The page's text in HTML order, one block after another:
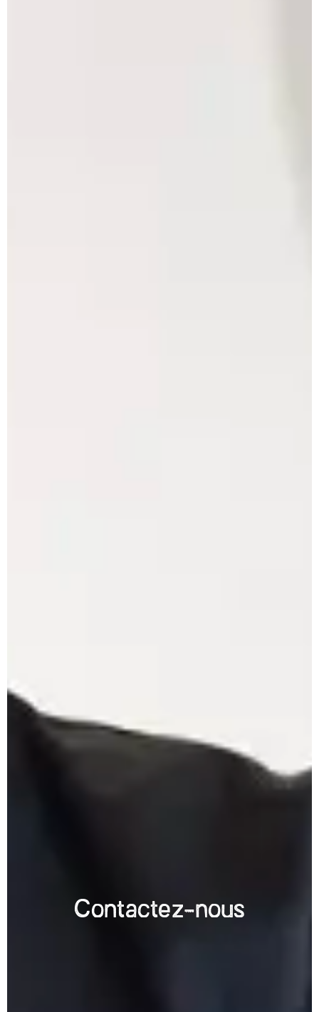
Contactez-nous